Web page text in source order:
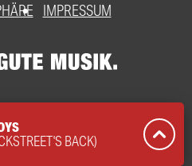
IMPRESSUM
BACK)